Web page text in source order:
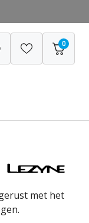
0
met het